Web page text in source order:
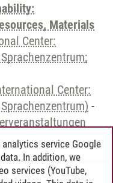
Materials
Center:
Center:
-
service Google
In addition, we
services (YouTube,